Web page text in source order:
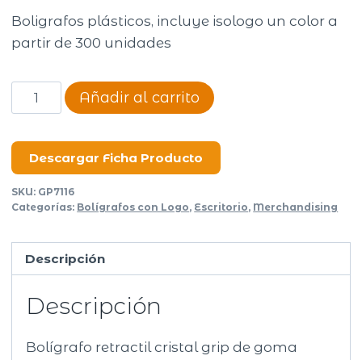
Boligrafos plásticos, incluye isologo un color a
partir de 300 unidades
Bolígrafo
retractil
cantidad
Añadir al carrito
Descargar Ficha Producto
SKU: GP7116
Categorías: Bolígrafos con Logo, Escritorio, Merchandising
Descripción
Descripción
Bolígrafo retractil cristal grip de goma